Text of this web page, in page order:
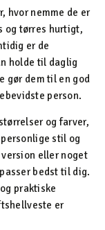
hvor nemme de er
og tørres hurtigt,
er de
holde til daglig
gør dem til en god
person.
og farver,
stil og
eller noget
bedst til dig.
praktiske
er